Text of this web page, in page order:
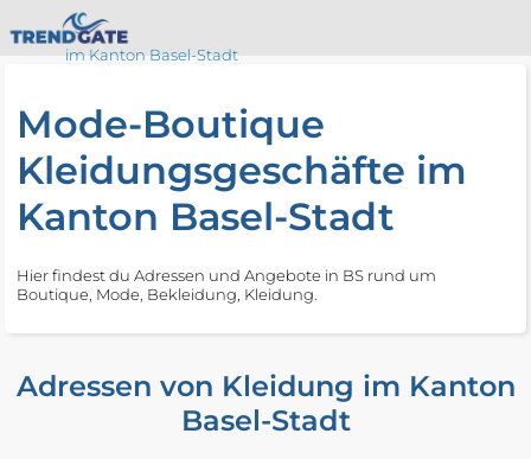
im Kanton Basel-Stadt
Mode-Boutique
Kleidungsgeschäfte im
Kanton Basel-Stadt
Hier findest du Adressen und Angebote in BS rund um
Boutique, Mode, Bekleidung, Kleidung.
Adressen von Kleidung im Kanton
Basel-Stadt